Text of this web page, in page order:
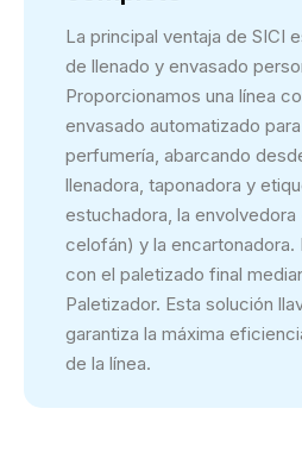
La principal ventaja de SICI
de llenado y envasado
Proporcionamos una línea
envasado automatizado
perfumería, abarcando
llenadora, taponadora y
estuchadora, la envolvedora
celofán) y la encartonadora.
con el paletizado final
Paletizador. Esta solución
garantiza la máxima
de la línea.